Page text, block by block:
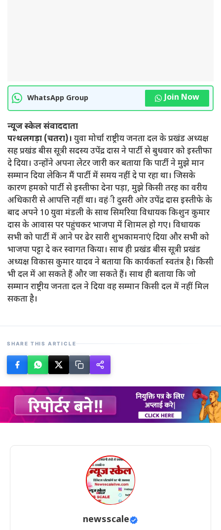
WhatsApp Group Join Now
न्यूज स्केल संवाददाता
पत्थलगड़ा (चतरा)। युवा मोर्चा राष्ट्रीय जनता दल के प्रखंड अध्यक्ष
सह प्रखंड बीस सूत्री सदस्य उपेंद्र दास ने पार्टी से बुधवार को इस्तीफा
दे दिया। उन्होंने अपना लेटर जारी कर बताया कि पार्टी ने मुझे मान
सम्मान दिया लेकिन मैं पार्टी में समय नहीं दे पा रहा था। जिसके
कारण हमको पार्टी से इस्तीफा देना पड़ा, मुझे किसी तरह का वरीय
अधिकारी से आपत्ति नहीं था। वहंी दुसरी ओर उपेंद्र दास इस्तीफे के
बाद अपने 10 युवा मंडली के साथ सिमरिया विधायक किशुन कुमार
दास के आवास पर पहुंचकर भाजपा में शािमल हो गए। विधायक
सभी को पार्टी में आने पर ढेर सारी शुभकामनाएं दिया और सभी को
भाजपा पट्टा दे कर स्वागत किया। साथ ही प्रखंड बीस सूत्री प्रखंड
अध्यक्ष विकास कुमार यादव ने बताया कि कार्यकर्ता स्वतंत्र है। किसी
भी दल में आ सकते हैं और जा सकते हैं। साथ ही बताया कि जो
सम्मान राष्ट्रीय जनता दल ने दिया वह सम्मान किसी दल में नहीं मिल
सकता है।
SHARE THIS ARTICLE
newsscale